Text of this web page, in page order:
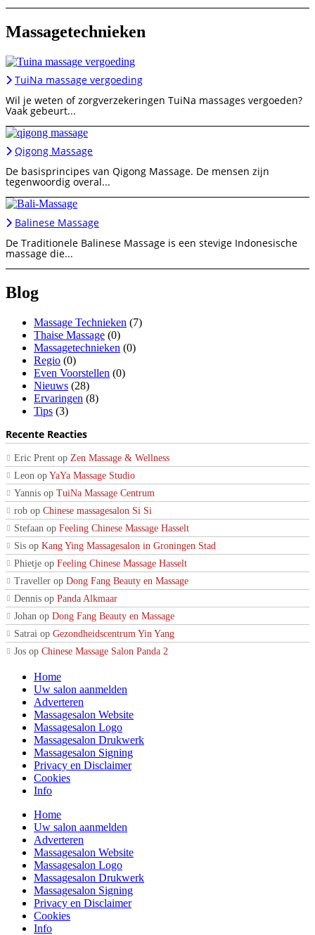
Massagetechnieken
TuiNa massage vergoeding
Wil je weten of zorgverzekeringen TuiNa massages vergoeden?
Vaak gebeurt...
Qigong Massage
De basisprincipes van Qigong Massage. De mensen zijn
tegenwoordig overal...
Balinese Massage
De Traditionele Balinese Massage is een stevige Indonesische
massage die...
Blog
Massage Technieken (7)
Thaise Massage (0)
Massagetechnieken (0)
Regio (0)
Even Voorstellen (0)
Nieuws (28)
Ervaringen (8)
Tips (3)
Recente Reacties
Eric Prent op Zen Massage & Wellness
Leon op YaYa Massage Studio
Yannis op TuiNa Massage Centrum
rob op Chinese massagesalon Si Si
Stefaan op Feeling Chinese Massage Hasselt
Sis op Kang Ying Massagesalon in Groningen Stad
Phietje op Feeling Chinese Massage Hasselt
Traveller op Dong Fang Beauty en Massage
Dennis op Panda Alkmaar
Johan op Dong Fang Beauty en Massage
Satrai op Gezondheidscentrum Yin Yang
Jos op Chinese Massage Salon Panda 2
Home
Uw salon aanmelden
Adverteren
Massagesalon Website
Massagesalon Logo
Massagesalon Drukwerk
Massagesalon Signing
Privacy en Disclaimer
Cookies
Info
Home
Uw salon aanmelden
Adverteren
Massagesalon Website
Massagesalon Logo
Massagesalon Drukwerk
Massagesalon Signing
Privacy en Disclaimer
Cookies
Info